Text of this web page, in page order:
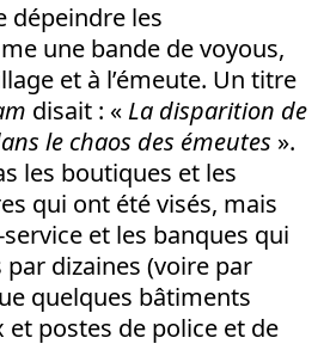
dépeindre les
une bande de voyous,
et à l’émeute. Un titre
disait : « La disparition de
le chaos des émeutes ».
les boutiques et les
qui ont été visés, mais
et les banques qui
dizaines (voire par
quelques bâtiments
postes de police et de